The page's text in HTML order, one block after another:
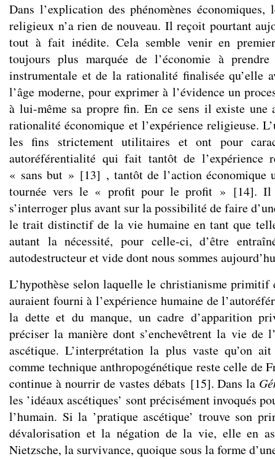
Dans l’explication des phénomènes
religieux n’a rien de nouveau. Il reçoit pourtant
tout à fait inédite. Cela semble venir en
toujours plus marquée de l’économie à
instrumentale et de la rationalité finalisée qu’elle
l’âge moderne, pour exprimer à l’évidence un
à lui-même sa propre fin. En ce sens il existe
rationalité économique et l’expérience religieuse.
les fins strictement utilitaires et ont pour
autoréférentialité qui fait tantôt de l’expérience
« sans but » [13] , tantôt de l’action économique
tournée vers le « profit pour le profit » [14]. Il
s’interroger plus avant sur la possibilité de faire
le trait distinctif de la vie humaine en tant que
autant la nécessité, pour celle-ci, d’être
autodestructeur et vide dont nous sommes
L’hypothèse selon laquelle le christianisme primitif
auraient fourni à l’expérience humaine de
la dette et du manque, un cadre d’apparition
préciser la manière dont s’enchevêtrent la vie de
ascétique. L’interprétation la plus vaste qu’on ait
comme technique anthropogénétique reste celle de
continue à nourrir de vastes débats [15]. Dans la
les ’idéaux ascétiques’ sont précisément invoqués
l’humain. Si la ’pratique ascétique’ trouve son
dévalorisation et la négation de la vie, elle en
Nietzsche, la survivance, quoique sous la forme